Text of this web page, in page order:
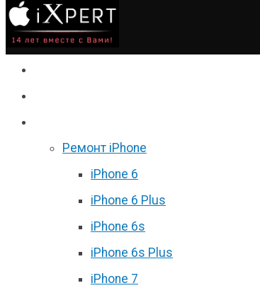
Ремонт iPhone
iPhone 6
iPhone 6 Plus
iPhone 6s
iPhone 6s Plus
iPhone 7